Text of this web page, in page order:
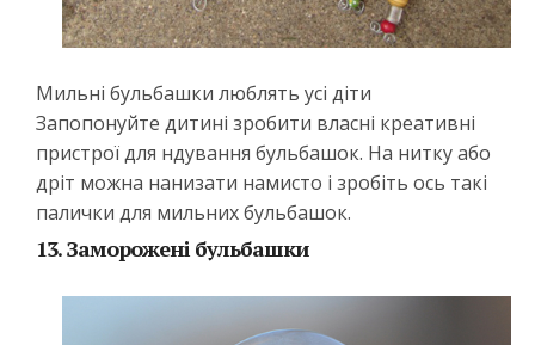
Мильні бульбашки люблять усі діти
Запопонуйте дитині зробити власні креативні
пристрої для ндування бульбашок. На нитку або
дріт можна нанизати намисто і зробіть ось такі
палички для мильних бульбашок.
13. Заморожені бульбашки